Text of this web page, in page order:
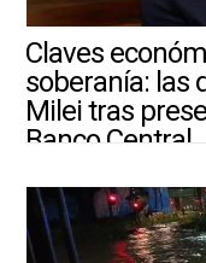
Claves
soberanía: las
Milei tras
Banco Central